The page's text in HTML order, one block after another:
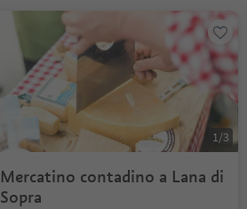
1/3
Mercatino contadino a Lana di
Sopra